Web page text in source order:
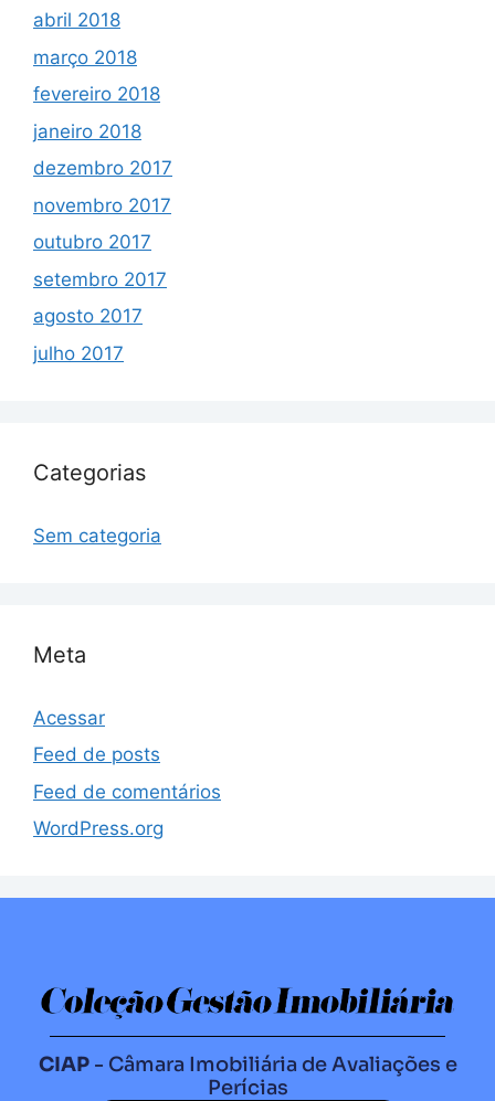
abril 2018
março 2018
fevereiro 2018
janeiro 2018
dezembro 2017
novembro 2017
outubro 2017
setembro 2017
agosto 2017
julho 2017
Categorias
Sem categoria
Meta
Acessar
Feed de posts
Feed de comentários
WordPress.org
CIAP- Câmara Imobiliária de Avaliações e
Perícias